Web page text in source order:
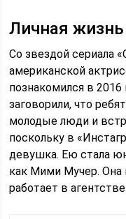
Личная жизнь
Со звездой сериала
американской
познакомился в 2016
заговорили, что
молодые люди и
поскольку в
девушка. Ею стала
как Мими Мучер. Она
работает в